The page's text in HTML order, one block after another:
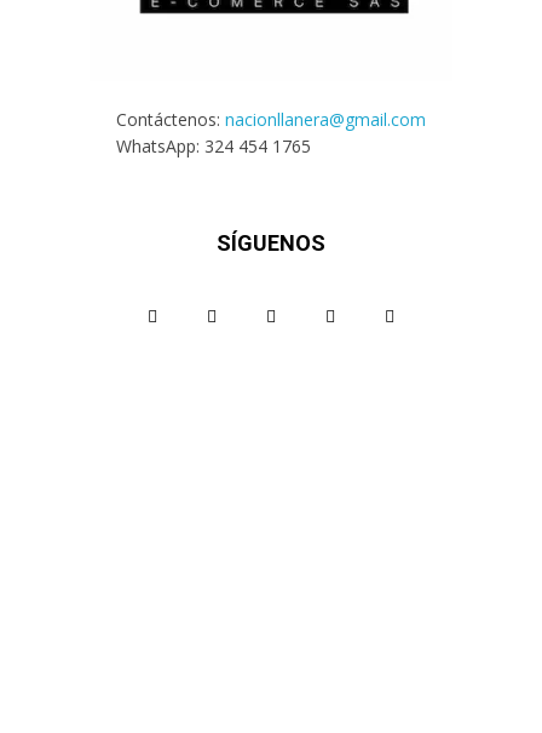
Contáctenos: nacionllanera@gmail.com
WhatsApp: 324 454 1765
SÍGUENOS